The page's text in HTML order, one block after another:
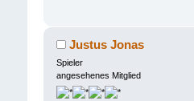
Justus Jonas
Spieler
angesehenes Mitglied